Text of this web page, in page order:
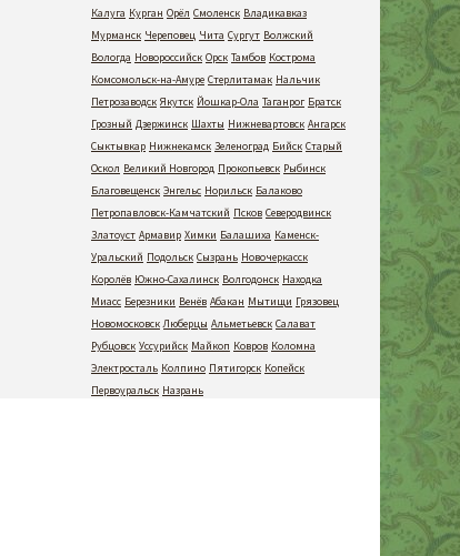
Калуга Курган Орёл Смоленск Владикавказ
Мурманск Череповец Чита Сургут Волжский
Вологда Новороссийск Орск Тамбов Кострома
Комсомольск-на-Амуре Стерлитамак Нальчик
Петрозаводск Якутск Йошкар-Ола Таганрог Братск
Грозный Дзержинск Шахты Нижневартовск Ангарск
Сыктывкар Нижнекамск Зеленоград Бийск Старый
Оскол Великий Новгород Прокопьевск Рыбинск
Благовещенск Энгельс Норильск Балаково
Петропавловск-Камчатский Псков Северодвинск
Златоуст Армавир Химки Балашиха Каменск-
Уральский Подольск Сызрань Новочеркасск
Королёв Южно-Сахалинск Волгодонск Находка
Миасс Березники Венёв Абакан Мытищи Грязовец
Новомосковск Люберцы Альметьевск Салават
Рубцовск Уссурийск Майкоп Ковров Коломна
Электросталь Колпино Пятигорск Копейск
Первоуральск Назрань